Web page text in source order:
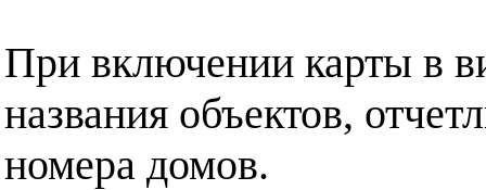
При включении карты в
названия объектов,
номера домов.